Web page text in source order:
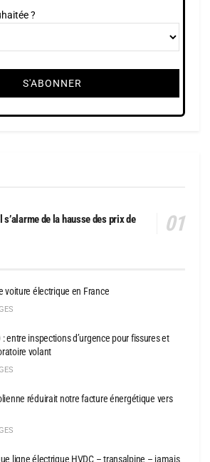
?
de la hausse des prix de
voiture électrique en France
entre inspections d’urgence pour fissures et
volant
réduirait notre facture énergétique vers
ligne électrique HVDC – transalpine – jamais